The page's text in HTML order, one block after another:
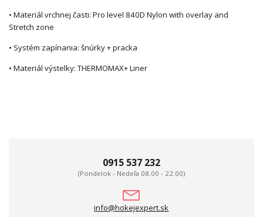
• Materiál vrchnej časti: Pro level 840D Nylon with overlay and
Stretch zone
• Systém zapínania: šnúrky + pracka
• Materiál výstelky: THERMOMAX+ Liner
0915 537 232
(Pondelok - Nedeľa 08.00 - 22.00)
info@hokejexpert.sk